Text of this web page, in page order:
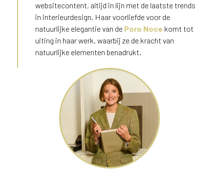
websitecontent, altijd in lijn met de laatste trends
in interieurdesign. Haar voorliefde voor de
natuurlijke elegantie van de Poro Noce komt tot
uiting in haar werk, waarbij ze de kracht van
natuurlijke elementen benadrukt.